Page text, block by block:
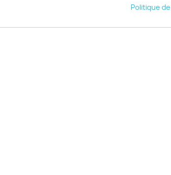
© 2026 - choisistacoque.com
Politique